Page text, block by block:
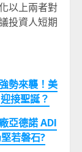
以上兩者對
投資人短期
勢來襲！美
接聖誕？
亞德諾 ADI
若磐石?